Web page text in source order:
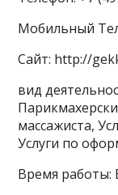
Мобильный
Сайт: http://
вид
массажиста,
Услуги по
Время работы: